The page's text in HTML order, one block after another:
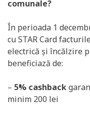
comunale?
În perioada 1
cu STAR Card
electrică și încălzire
beneficiază de:
– 5% cashback
minim 200 lei